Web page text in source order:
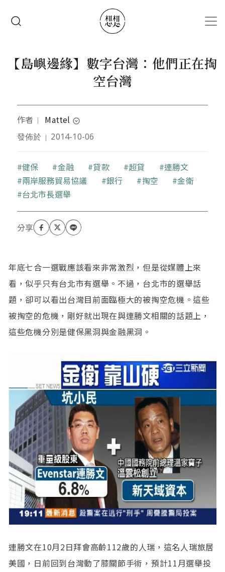
【島嶼邊緣】數字台灣：他們正在掏
空台灣
作者 ｜ Mattel expand_circle_down
留學澳洲的歷史與政治學博士。做過不少莫名其妙的
經驗不會承認的故事；因為這些都太神奇了，反正列
出來大家也不會相信。
發佈於 ｜ 2014-10-06
關鍵字
健保 金融 貸款 超貸
連勝文
兩岸服務貿易協議
銀行 掏空
金衛
台北市長選舉
年底七合一選戰應該看來非常激烈，但是從媒體上來
看，似乎只有台北市有選舉。不過，台北市的選舉話
題，卻可以看出台灣目前面臨極大的被掏空危機。這些
被掏空的危機，剛好就出現在與連勝文相關的話題上，
這些危機分別是健保黑洞與金融黑洞。
連勝文在10月2日拜會高齡112歲的人瑞，這名人瑞旅居
美國，日前回到台灣動了膝關節手術，預計11月選舉投